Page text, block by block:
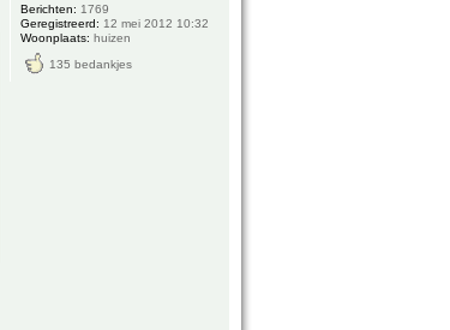
Berichten: 1769
Geregistreerd: 12 mei 2012 10:32
Woonplaats: huizen
135 bedankjes